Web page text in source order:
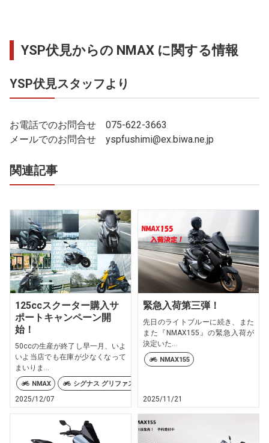
YSP伏見からの NMAX に関する情報
YSP伏見スタッフより
お電話でのお問合せ 075-622-3663
メールでのお問合せ yspfushimi@ex.biwa.ne.jp
関連記事
125ccスクーター購入サ
ポートキャンペーン開
始！
50ccの生産が終了し早一月、いよ
いよ当店でも在庫が少なくなって
まいりま...
NMAX シグナス グリファス
2025/12/07
緊急入荷第三弾！
先日のライトブルーに続き、また
また『NMAX155』の緊急入荷が
決定いた...
NMAX155
2025/11/21